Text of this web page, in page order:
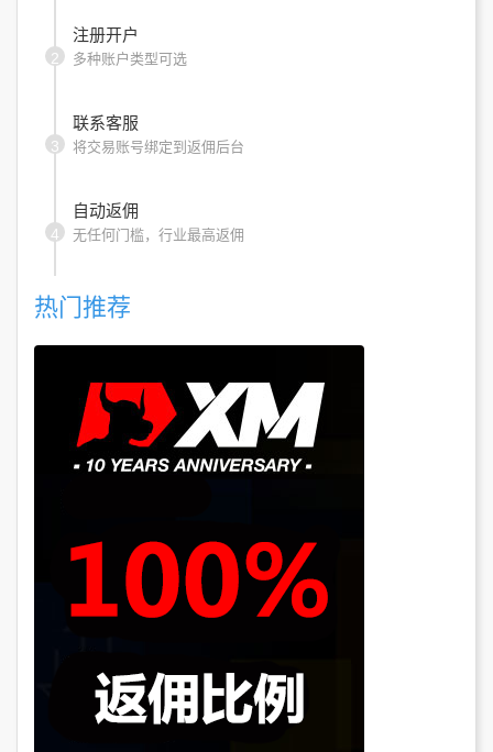
2
注册开户
多种账户类型可选
3
联系客服
将交易账号绑定到返佣后台
4
自动返佣
无任何门槛，行业最高返佣
热门推荐